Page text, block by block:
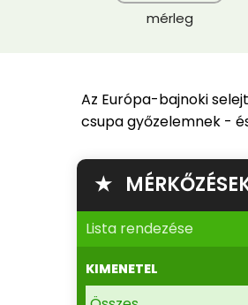
mérleg
Az Európa-bajnoki
csupa győzelemnek -
★
Lista rendezése
KIMENETEL